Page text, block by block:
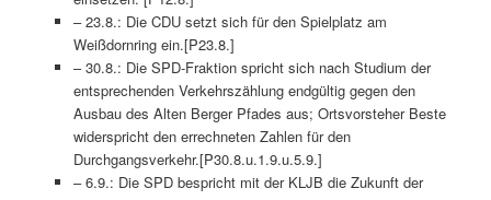
– 23.8.: Die CDU setzt sich für den Spielplatz am
Weißdornring ein.[P23.8.]
– 30.8.: Die SPD-Fraktion spricht sich nach Studium der
entsprechenden Verkehrszählung endgültig gegen den
Ausbau des Alten Berger Pfades aus; Ortsvorsteher Beste
widerspricht den errechneten Zahlen für den
Durchgangsverkehr.[P30.8.u.1.9.u.5.9.]
– 6.9.: Die SPD bespricht mit der KLJB die Zukunft der